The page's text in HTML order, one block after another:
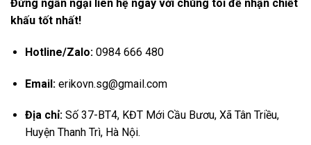
Đừng ngần ngại liên hệ ngay với chúng tôi để nhận chiết
khấu tốt nhất!
Hotline/Zalo:0984 666 480
Email:erikovn.sg@gmail.com
Địa chỉ:Số 37-BT4, KĐT Mới Cầu Bươu, Xã Tân Triều,
Huyện Thanh Trì, Hà Nội.